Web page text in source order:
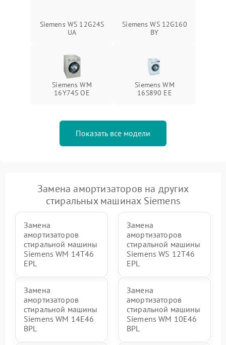
Siemens WS 12G24S
UA
Siemens WS 12G160
BY
Siemens WM
16Y74S OE
Siemens WM
16S890 EE
Показать все модели
Замена амортизаторов на других
стиральных машинах Siemens
Замена
амортизаторов
стиральной машины
Siemens WM 14T46
EPL
Замена
амортизаторов
стиральной машины
Siemens WS 12T46
EPL
Замена
амортизаторов
стиральной машины
Siemens WM 14E46
BPL
Замена
амортизаторов
стиральной машины
Siemens WM 10E46
BPL